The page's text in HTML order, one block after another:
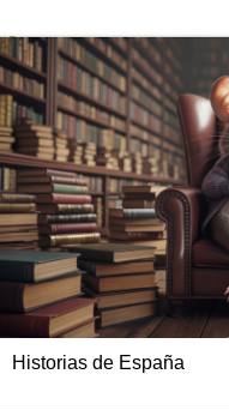
Historias de España